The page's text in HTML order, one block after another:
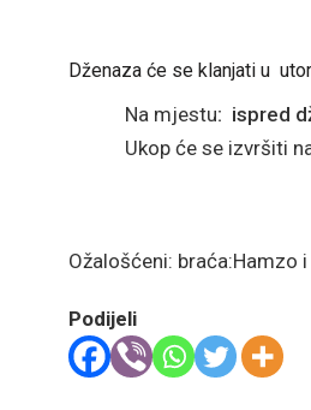
Dženaza će se klanjati u
Na mjestu: ispred
Ukop će se izvršiti
Ožalošćeni: braća:Hamzo
Podijeli